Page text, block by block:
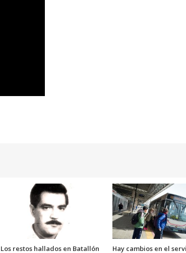
Los restos hallados en Batallón
Hay cambios en el